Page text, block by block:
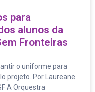
para
alunos da
Fronteiras
o uniforme para
projeto. Por Laureane
A Orquestra